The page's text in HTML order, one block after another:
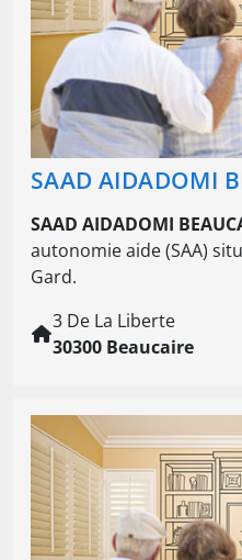
SAAD AIDADOMI
SAAD AIDADOMI
autonomie aide (SAA)
Gard.
3 De La Liberte
30300 Beaucaire